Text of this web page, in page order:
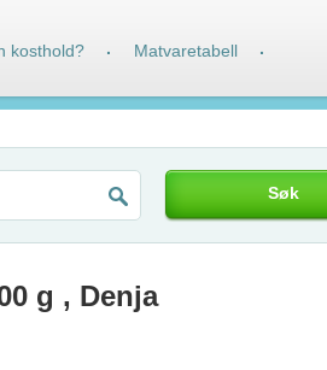
Søk
g , Denja
kosthold? · Matvaretabell ·